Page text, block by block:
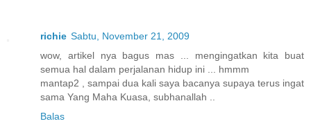
richie Sabtu, November 21, 2009
wow, artikel nya bagus mas ... mengingatkan kita buat
semua hal dalam perjalanan hidup ini ... hmmm
mantap2 , sampai dua kali saya bacanya supaya terus ingat
sama Yang Maha Kuasa, subhanallah ..
Balas